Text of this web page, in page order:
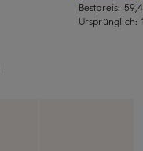
Bestpreis:
Ursprünglich: